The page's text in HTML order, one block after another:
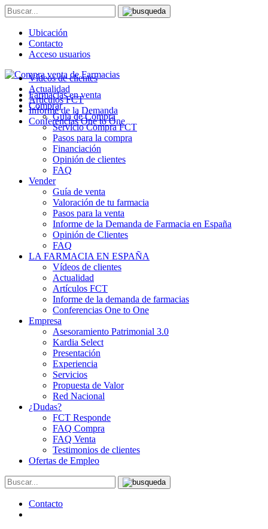
Ubicación
Contacto
Acceso usuarios
Farmacias en venta
Comprar
Guía de Compra
Servicio Compra FCT
Pasos para la compra
Financiación
Opinión de clientes
FAQ
Vender
Guía de venta
Valoración de tu farmacia
Pasos para la venta
Informe de la Demanda de Farmacia en España
Opinión de Clientes
FAQ
LA FARMACIA EN ESPAÑA
Vídeos de clientes
Actualidad
Artículos FCT
Informe de la demanda de farmacias
Conferencias One to One
Empresa
Asesoramiento Patrimonial 3.0
Kardia Select
Presentación
Experiencia
Servicios
Propuesta de Valor
Red Nacional
¿Dudas?
FCT Responde
FAQ Compra
FAQ Venta
Testimonios de clientes
Ofertas de Empleo
Contacto
Vídeos de clientes
Actualidad
Artículos FCT
Informe de la Demanda
Conferencias One to One